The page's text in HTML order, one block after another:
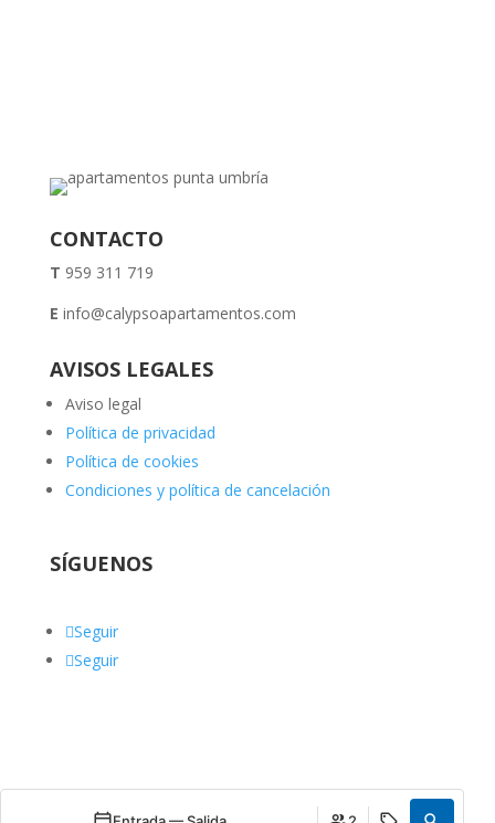
CONTACTO
T 959 311 719
E info@calypsoapartamentos.com
AVISOS LEGALES
Aviso legal
Política de privacidad
Política de cookies
Condiciones y política de cancelación
SÍGUENOS
Seguir
Seguir